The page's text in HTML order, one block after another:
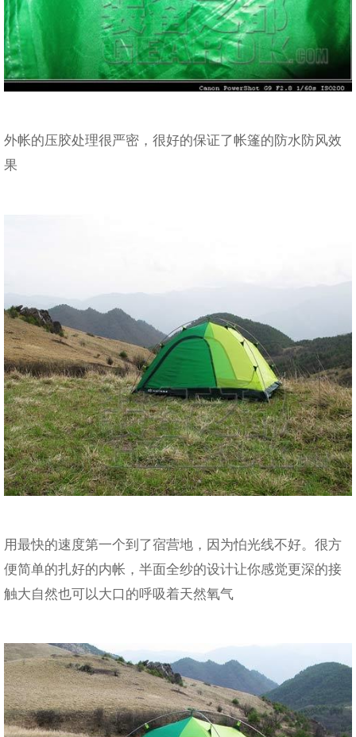
外帐的压胶处理很严密，很好的保证了帐篷的防水防风效
果
用最快的速度第一个到了宿营地，因为怕光线不好。很方
便简单的扎好的内帐，半面全纱的设计让你感觉更深的接
触大自然也可以大口的呼吸着天然氧气